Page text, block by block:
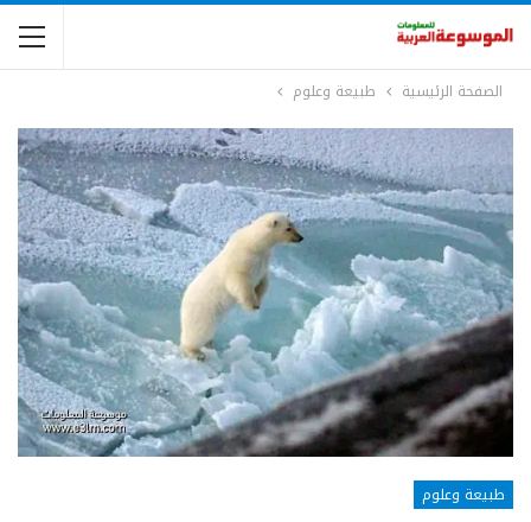
الصفحة الرئيسية طبيعة وعلوم
طبيعة وعلوم